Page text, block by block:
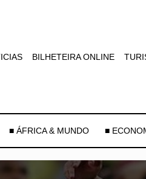
BILHETEIRA ONLINE
■ ÁFRICA & MUNDO ■